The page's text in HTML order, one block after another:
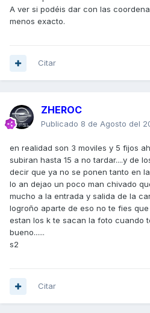
A ver si podéis dar con las
menos exacto.
Citar
ZHEROC
Publicado 8 de Agosto del
en realidad son 3 moviles y 5 fijos
subiran hasta 15 a no tardar....y de
decir que ya no se ponen tanto en
lo an dejao un poco man chivado
mucho a la entrada y salida de la
logroño aparte de eso no te fies que
estan los k te sacan la foto cuando
bueno......
s2
Citar